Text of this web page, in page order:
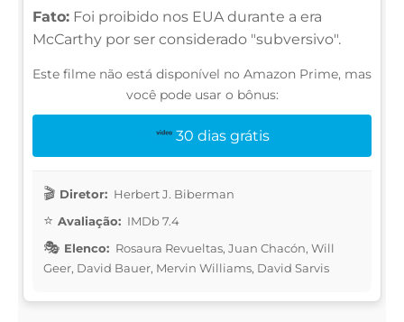
Fato: Foi proibido nos EUA durante a era
McCarthy por ser considerado "subversivo".
Este filme não está disponível no Amazon Prime, mas
você pode usar o bônus:
30 dias grátis
Diretor: Herbert J. Biberman
Avaliação: IMDb 7.4
Elenco: Rosaura Revueltas, Juan Chacón, Will
Geer, David Bauer, Mervin Williams, David Sarvis